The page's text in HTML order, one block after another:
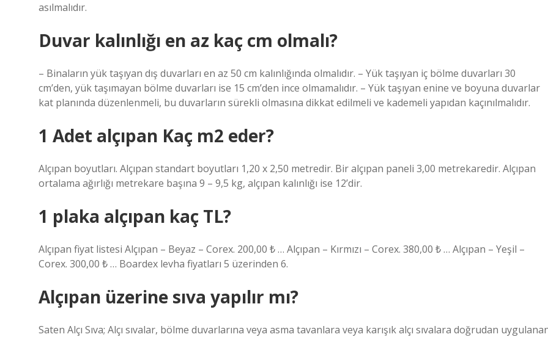
asılmalıdır.
Duvar kalınlığı en az kaç cm olmalı?
– Binaların yük taşıyan dış duvarları en az 50 cm kalınlığında olmalıdır. – Yük taşıyan iç bölme duvarları 30
cm’den, yük taşımayan bölme duvarları ise 15 cm’den ince olmamalıdır. – Yük taşıyan enine ve boyuna duvarlar
kat planında düzenlenmeli, bu duvarların sürekli olmasına dikkat edilmeli ve kademeli yapıdan kaçınılmalıdır.
1 Adet alçıpan Kaç m2 eder?
Alçıpan boyutları. Alçıpan standart boyutları 1,20 x 2,50 metredir. Bir alçıpan paneli 3,00 metrekaredir. Alçıpan
ortalama ağırlığı metrekare başına 9 – 9,5 kg, alçıpan kalınlığı ise 12’dir.
1 plaka alçıpan kaç TL?
Alçıpan fiyat listesi Alçıpan – Beyaz – Corex. 200,00 ₺ … Alçıpan – Kırmızı – Corex. 380,00 ₺ … Alçıpan – Yeşil –
Corex. 300,00 ₺ … Boardex levha fiyatları 5 üzerinden 6.
Alçıpan üzerine sıva yapılır mı?
Saten Alçı Sıva; Alçı sıvalar, bölme duvarlarına veya asma tavanlara veya karışık alçı sıvalara doğrudan